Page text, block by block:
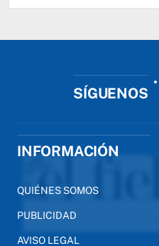
SÍGUENOS
INFORMACIÓN
QUIÉNES SOMOS
PUBLICIDAD
AVISO LEGAL